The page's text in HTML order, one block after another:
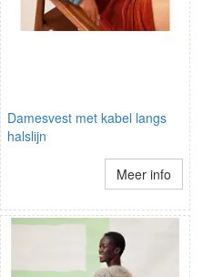
Damesvest met kabel langs
halslijn
Meer info